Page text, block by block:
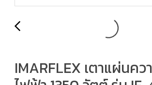
IMARFLEX เตาแผ่นค